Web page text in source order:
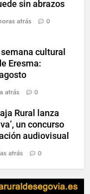
sin abrazos
atrás 0
cultural
Eresma:
atrás 0
Rural lanza
un concurso
audiovisual
atrás 0